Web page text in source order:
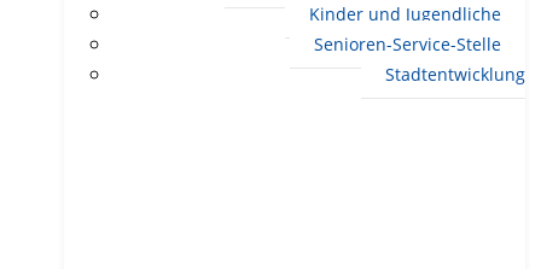
Kinder und Jugendliche
Senioren-Service-Stelle
Stadtentwicklung